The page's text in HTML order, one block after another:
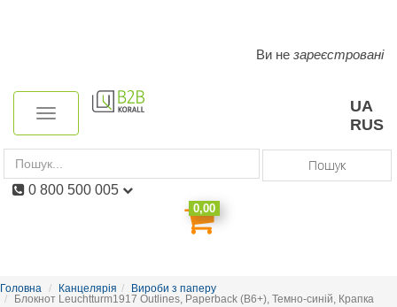
navigation
Toggle
UA
RUS
Пошук
0,00
Ви не зареєстровані
0 800 500 005
Головна Канцелярія
Вироби з паперу
Блокнот Leuchtturm1917 Outlines, Paperback (B6+), Темно-синій, Крапка